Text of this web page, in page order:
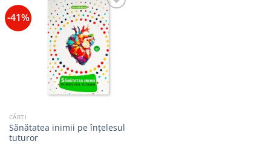
-41%
Add to
wishlist
CĂRȚI
Sănătatea inimii pe înțelesul
tuturor